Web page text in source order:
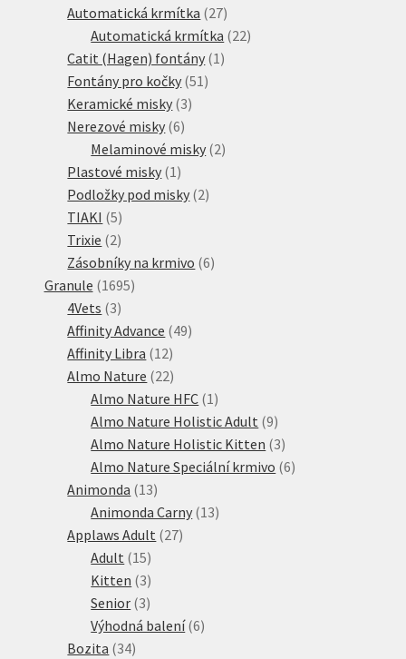
produktů
Automatická krmítka 2727
produktů
Automatická krmítka 2222
Catit (Hagen) fontány 1 1
Fontány pro kočky 51 51
Keramické misky 33
Nerezové misky 66
produktů
Melaminové misky 22
Plastové misky 1 1
produkt
Podložky pod misky 22
TIAKI 55
produktů
Trixie 22
produkty
Zásobníky na krmivo 66
Granule 16951695
4Vets 33
produkty
Affinity Advance 4949
Affinity Libra 1212
produktů
Almo Nature 2222
produktů
Almo Nature HFC 1 1
produkt
Almo Nature Holistic Adult 99
produktů
Almo Nature Holistic Kitten 33
produkty
Almo Nature Speciální krmivo 66
Animonda 1313
produktů
Animonda Carny 1313
Applaws Adult 2727
Adult 1515
produktů
Kitten 33
produkty
Senior 33
produkty
Výhodná balení 66
Bozita 3434